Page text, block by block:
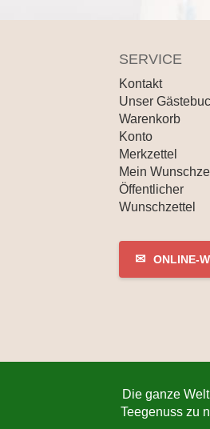
SERVICE
Kontakt
Unser
Warenkorb
Konto
Merkzettel
Mein
Öffentlicher
Wunschzettel
✉ ONLINE-
Die ganze
Teegenuss zu